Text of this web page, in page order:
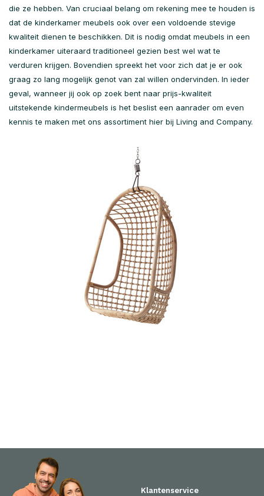
die ze hebben. Van cruciaal belang om rekening mee te houden is
dat de kinderkamer meubels ook over een voldoende stevige
kwaliteit dienen te beschikken. Dit is nodig omdat meubels in een
kinderkamer uiteraard traditioneel gezien best wel wat te
verduren krijgen. Bovendien spreekt het voor zich dat je er ook
graag zo lang mogelijk genot van zal willen ondervinden. In ieder
geval, wanneer jij ook op zoek bent naar prijs-kwaliteit
uitstekende kindermeubels is het beslist een aanrader om even
kennis te maken met ons assortiment hier bij Living and Company.
Klantenservice